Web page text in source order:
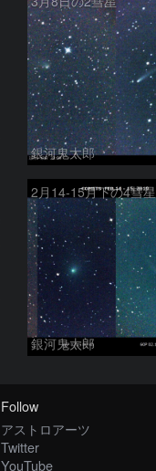
銀河鬼太郎
2月14-15月下の4彗星
銀河鬼太郎
Follow
アストロアーツ
Twitter
YouTube